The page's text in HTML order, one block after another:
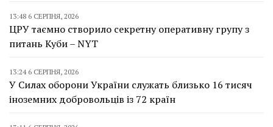
13:48 6 СЕРПНЯ, 2026
ЦРУ таємно створило секретну оперативну групу з
питань Куби – NYT
13:24 6 СЕРПНЯ, 2026
У Силах оборони України служать близько 16 тисяч
іноземних добровольців із 72 країн